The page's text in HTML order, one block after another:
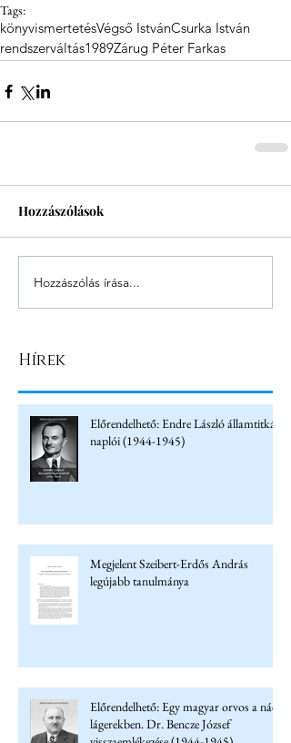
Tags:
könyvismertetésVégső IstvánCsurka István
rendszerváltás1989Zárug Péter Farkas
Hozzászólások
Hozzászólás írása...
Hírek
Előrendelhető: Endre László államtitkár
naplói (1944-1945)
Megjelent Szeibert-Erdős András
legújabb tanulmánya
Előrendelhető: Egy magyar orvos a náci
lágerekben. Dr. Bencze József